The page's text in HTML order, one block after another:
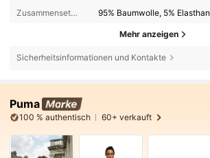
Zusammensetzung:
95% Baumwolle, 5% Elasthan
Mehr anzeigen
Sicherheitsinformationen und Kontakte
Puma
100 % authentisch 60+ verkauft